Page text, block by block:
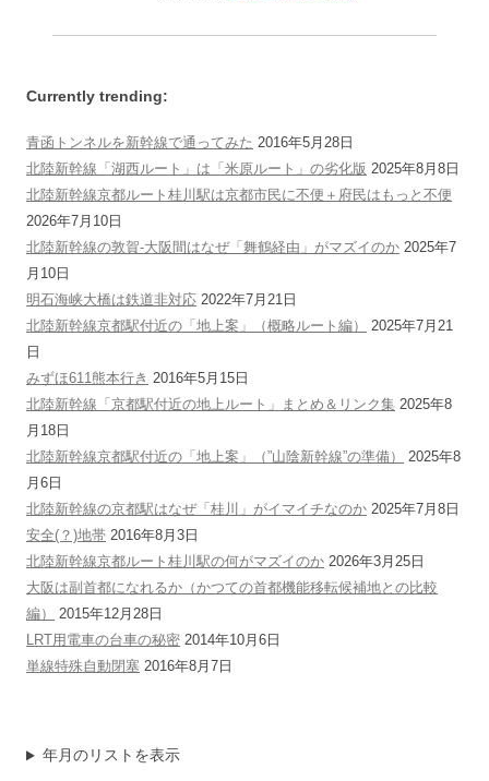
Currently trending:
青函トンネルを新幹線で通ってみた 2016年5月28日
北陸新幹線「湖西ルート」は「米原ルート」の劣化版 2025年8月8日
北陸新幹線京都ルート桂川駅は京都市民に不便＋府民はもっと不便
2026年7月10日
北陸新幹線の敦賀-大阪間はなぜ「舞鶴経由」がマズイのか 2025年7
月10日
明石海峡大橋は鉄道非対応 2022年7月21日
北陸新幹線京都駅付近の「地上案」（概略ルート編）
2025年7月21
日
みずほ611熊本行き 2016年5月15日
北陸新幹線「京都駅付近の地上ルート」まとめ＆リンク集 2025年8
月18日
北陸新幹線京都駅付近の「地上案」（”山陰新幹線”の準備）
2025年8
月6日
北陸新幹線の京都駅はなぜ「桂川」がイマイチなのか 2025年7月8日
安全(？)地帯 2016年8月3日
北陸新幹線京都ルート桂川駅の何がマズイのか 2026年3月25日
大阪は副首都になれるか（かつての首都機能移転候補地との比較
編）
2015年12月28日
LRT用電車の台車の秘密 2014年10月6日
単線特殊自動閉塞 2016年8月7日
年月のリストを表示